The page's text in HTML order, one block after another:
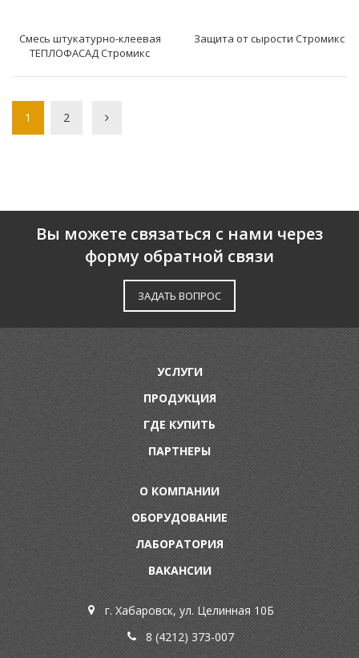
Смесь штукатурно-клеевая
ТЕПЛОФАСАД Стромикс
Защита от сырости Стромикс
1 2
Вы можете связаться с нами через
форму обратной связи
ЗАДАТЬ ВОПРОС
УСЛУГИ
ПРОДУКЦИЯ
ГДЕ КУПИТЬ
ПАРТНЕРЫ
О КОМПАНИИ
ОБОРУДОВАНИЕ
ЛАБОРАТОРИЯ
ВАКАНСИИ
г. Хабаровск, ул. Целинная 10Б
8 (4212) 373-007